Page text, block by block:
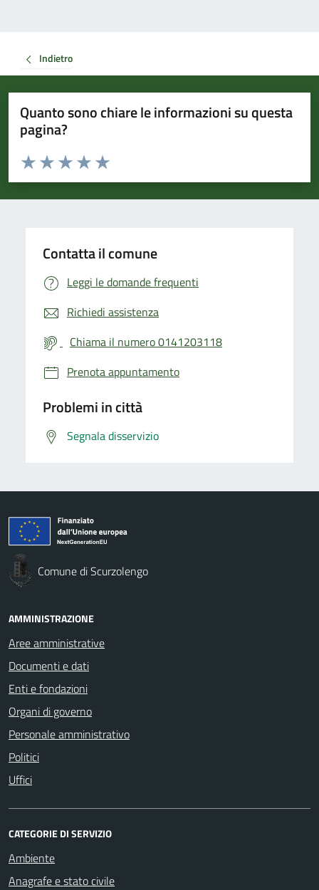
Indietro
Quanto sono chiare le informazioni su questa
pagina?
Valuta da 1 a 5 stelle la pagina
Valuta 5 stelle su 5
Valuta 4 stelle su 5
Valuta 3 stelle su 5
Valuta 2 stelle su 5
Valuta 1 stelle su 5
Contatta il comune
Leggi le domande frequenti
Richiedi assistenza
Chiama il numero 0141203118
Prenota appuntamento
Problemi in città
Segnala disservizio
Comune di Scurzolengo
AMMINISTRAZIONE
Aree amministrative
Documenti e dati
Enti e fondazioni
Organi di governo
Personale amministrativo
Politici
Uffici
CATEGORIE DI SERVIZIO
Ambiente
Anagrafe e stato civile